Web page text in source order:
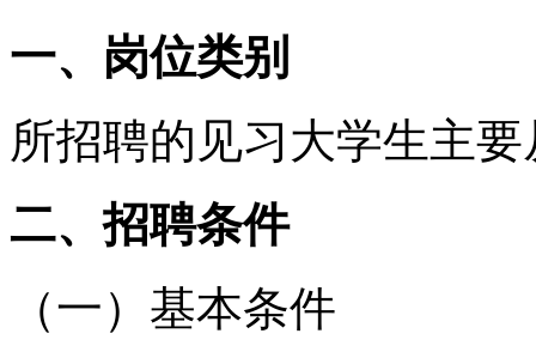
一、岗位类别
所招聘的见习大学生主
二、招聘条件
（一）基本条件